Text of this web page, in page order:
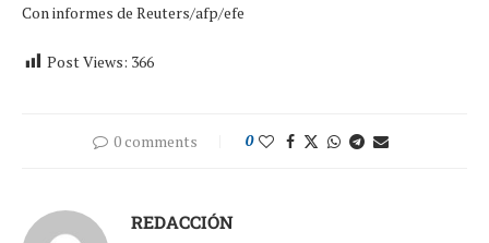
Con informes de Reuters/afp/efe
Post Views: 366
0 comments 0
REDACCIÓN